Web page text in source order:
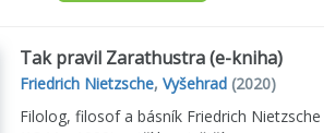
Tak pravil Zarathustra (e-kniha)
Friedrich Nietzsche,Vyšehrad (2020)
Filolog, filosof a básník Friedrich Nietzsche